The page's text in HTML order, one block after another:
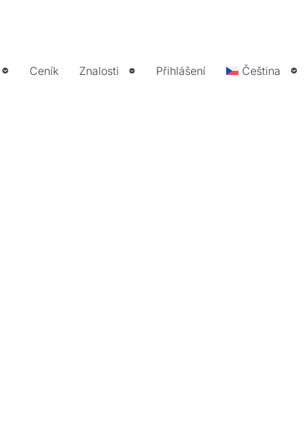
Ceník Znalosti Přihlášení Čeština